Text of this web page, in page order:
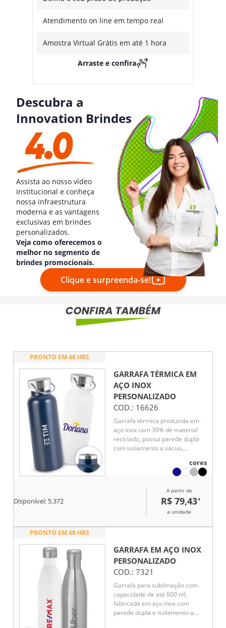
Atendimento on line em tempo real
Amostra Virtual Grátis em até 1 hora
Arraste e confira
Descubra a
Innovation Brindes
Assista ao nosso vídeo
institucional e conheça
nossa infraestrutura
moderna e as vantagens
exclusivas em brindes
personalizados.
Veja como oferecemos o
melhor no segmento de
brindes promocionais.
Clique e surpreenda-se!
PRONTO EM 48 HRS
GARRAFA TÉRMICA EM
AÇO INOX
PERSONALIZADO
COD.: 16626
Garrafa térmica produzida em
aço inox com 36% de material
reciclado, possui parede dupla
com isolamento a vácuo,
temperatura das bebidas por
mais tempo. Conta com tampa
em inox, unindo praticidade e
sofisticação. Capacidade de até
cores
Disponível: 5.372
A partir de
R$ 79,43*
a unidade
PRONTO EM 48 HRS
GARRAFA EM AÇO INOX
PERSONALIZADO
COD.: 7321
Garrafa para sublimação com
capacidade de até 800 ml,
fabricada em aço inox com
parede dupla e isolamento a